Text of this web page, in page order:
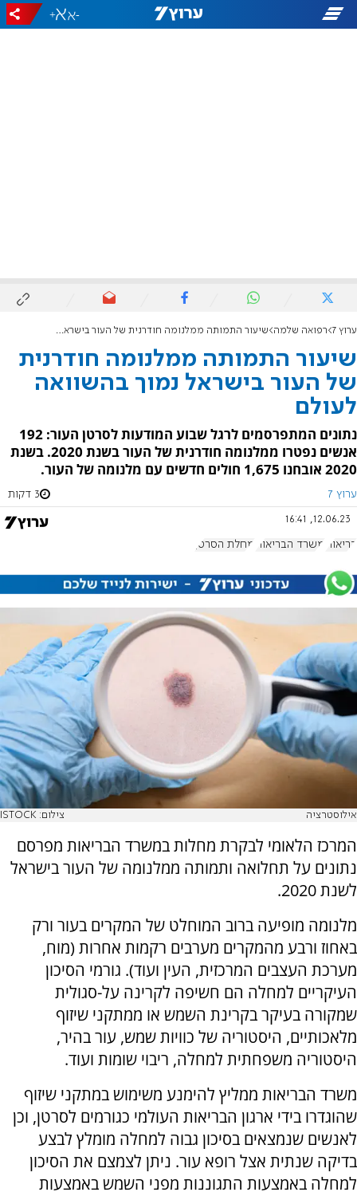
-
+
ערוץ 7 רפואה שלמה שיעור התמותה ממלנומה חודרנית של העור בישראל נמוך בהשוואה לעולם
שיעור התמותה ממלנומה חודרנית
של העור בישראל נמוך בהשוואה
לעולם
נתונים המתפרסמים לרגל שבוע המודעות לסרטן העור: 192
אנשים נפטרו ממלנומה חודרנית של העור בשנת 2020. בשנת
2020 אובחנו 1,675 חולים חדשים עם מלנומה של העור.
ערוץ 7 3 דקות
12.06.23, 16:41
בריאות משרד הבריאות מחלת הסרטן
אילוסטרציה צילום: ISTOCK
המרכז הלאומי לבקרת מחלות במשרד הבריאות מפרסם
נתונים על תחלואה ותמותה ממלנומה של העור בישראל
לשנת 2020.
מלנומה מופיעה ברוב המוחלט של המקרים בעור ורק
באחוז ורבע מהמקרים מערבים רקמות אחרות (מוח,
מערכת העצבים המרכזית, העין ועוד). גורמי הסיכון
העיקריים למחלה הם חשיפה לקרינה על-סגולית
שמקורה בעיקר בקרינת השמש או ממתקני שיזוף
מלאכותיים, היסטוריה של כוויות שמש, עור בהיר,
היסטוריה משפחתית למחלה, ריבוי שומות ועוד.
משרד הבריאות ממליץ להימנע משימוש במתקני שיזוף
שהוגדרו בידי ארגון הבריאות העולמי כגורמים לסרטן, וכן
לאנשים שנמצאים בסיכון גבוה למחלה מומלץ לבצע
בדיקה שנתית אצל רופא עור. ניתן לצמצם את הסיכון
למחלה באמצעות התגוננות מפני השמש באמצעות